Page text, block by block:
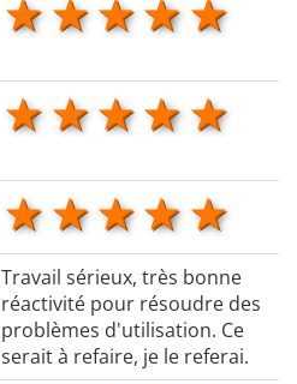
4
3 stars
2 stars
1 star
4
3 stars
2 stars
1 star
4
3 stars
2 stars
1 star
Travail sérieux, très bonne
réactivité pour résoudre des
problèmes d'utilisation. Ce
serait à refaire, je le referai.